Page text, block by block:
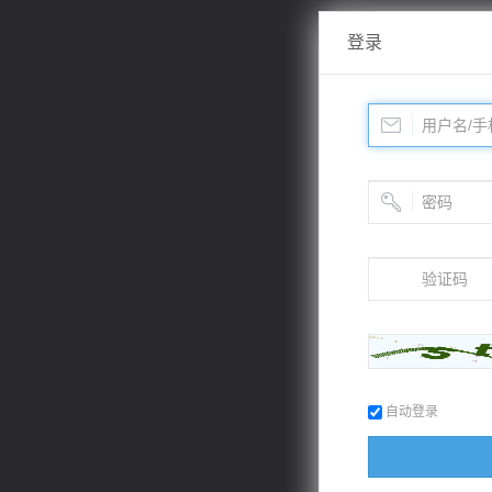
登录
自动登录